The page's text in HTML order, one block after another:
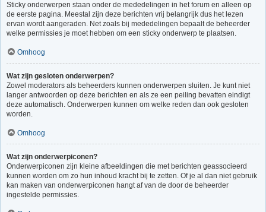
Sticky onderwerpen staan onder de mededelingen in het forum en alleen op
de eerste pagina. Meestal zijn deze berichten vrij belangrijk dus het lezen
ervan wordt aangeraden. Net zoals bij mededelingen bepaalt de beheerder
welke permissies je moet hebben om een sticky onderwerp te plaatsen.
Omhoog
Wat zijn gesloten onderwerpen?
Zowel moderators als beheerders kunnen onderwerpen sluiten. Je kunt niet
langer antwoorden op deze berichten en als ze een peiling bevatten eindigt
deze automatisch. Onderwerpen kunnen om welke reden dan ook gesloten
worden.
Omhoog
Wat zijn onderwerpiconen?
Onderwerpiconen zijn kleine afbeeldingen die met berichten geassocieerd
kunnen worden om zo hun inhoud kracht bij te zetten. Of je al dan niet gebruik
kan maken van onderwerpiconen hangt af van de door de beheerder
ingestelde permissies.